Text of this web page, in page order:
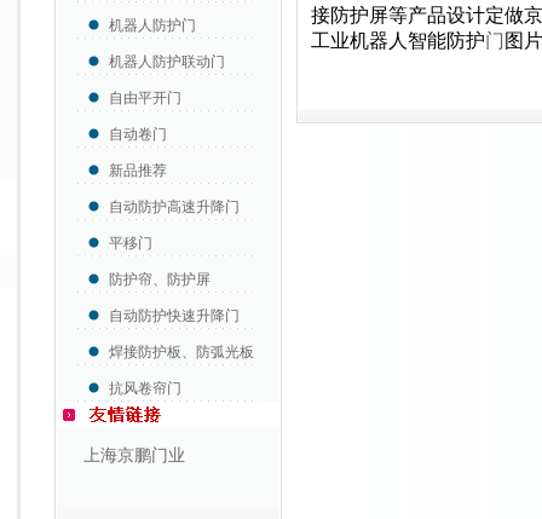
机器人防护门
机器人防护联动门
自由平开门
自动卷门
新品推荐
自动防护高速升降门
平移门
防护帘、防护屏
自动防护快速升降门
焊接防护板、防弧光板
抗风卷帘门
上海京鹏门业
接防护屏等产品设计定做
工业机器人智能防护门 图